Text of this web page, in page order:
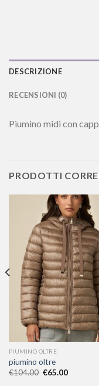
DESCRIZIONE
RECENSIONI (0)
Piumino midi con
PRODOTTI
PIUMINO OLTRE
piumino oltre
€104.00 €65.00